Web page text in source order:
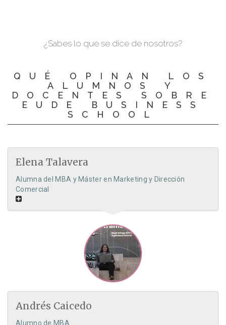
¿Sabes lo que se dice de nosotros?
QUÉ OPINAN LOS
ALUMNOS Y
DOCENTES SOBRE
EUDE BUSINESS
SCHOOL
Elena Talavera
Alumna del MBA y Máster en Marketing y Dirección
Comercial
Andrés Caicedo
Alumno de MBA